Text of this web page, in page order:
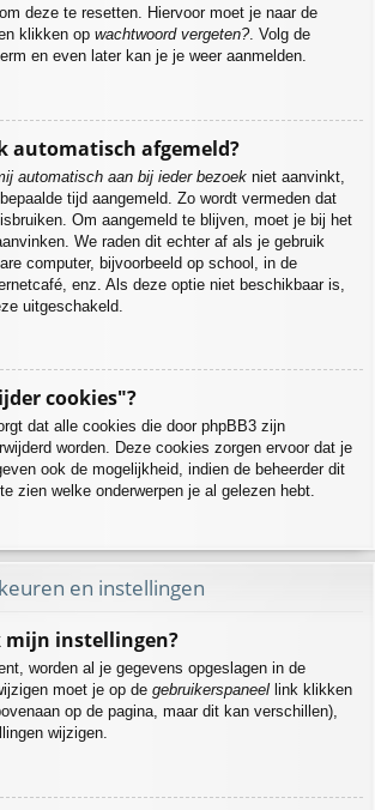
deze te resetten. Hiervoor moet je naar de
klikken op wachtwoord vergeten?. Volg de
en even later kan je je weer aanmelden.
automatisch afgemeld?
automatisch aan bij ieder bezoek niet aanvinkt,
tijd aangemeld. Zo wordt vermeden dat
Om aangemeld te blijven, moet je bij het
We raden dit echter af als je gebruik
computer, bijvoorbeeld op school, in de
enz. Als deze optie niet beschikbaar is,
uitgeschakeld.
cookies"?
dat alle cookies die door phpBB3 zijn
worden. Deze cookies zorgen ervoor dat je
ook de mogelijkheid, indien de beheerder dit
zien welke onderwerpen je al gelezen hebt.
en instellingen
mijn instellingen?
worden al je gegevens opgeslagen in de
moet je op de gebruikerspaneel link klikken
op de pagina, maar dit kan verschillen),
wijzigen.